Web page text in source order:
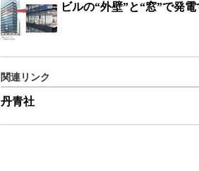
ビルの“外壁”と“窓”で発
関連リンク
丹青社